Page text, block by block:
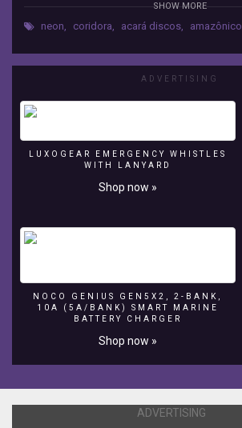
amazônico,com
iluminação
SHOW MORE
neon, coridora, acará discos, amazônico
ADVERTISING
LUXOGEAR EMERGENCY WHISTLES
WITH LANYARD
Shop now »
NOCO GENIUS GEN5X2, 2-BANK,
10A (5A/BANK) SMART MARINE
BATTERY CHARGER
Shop now »
ADVERTISING